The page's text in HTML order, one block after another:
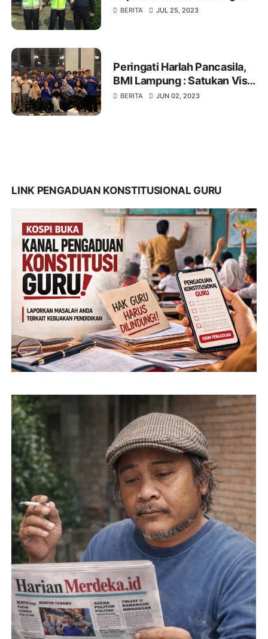
Serta Tomas, Ini Kata Tokoh
BERITA JUL 25, 2023
Peringati Harlah Pancasila,
BMI Lampung : Satukan Visi,
Merajut Persatuan
BERITA JUN 02, 2023
LINK PENGADUAN KONSTITUSIONAL GURU